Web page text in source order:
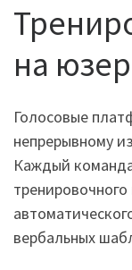
на
Голосовые
непрерывному
Каждый
вербальных